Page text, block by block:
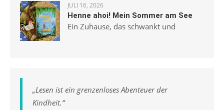
JULI 16, 2026
Henne ahoi! Mein Sommer am See
Ein Zuhause, das schwankt und
„Lesen ist ein grenzenloses Abenteuer der
Kindheit.“